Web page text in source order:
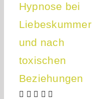
Hypnose bei
Liebeskummer
und nach
toxischen
Beziehungen